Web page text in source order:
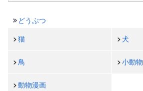
どうぶつ
猫 犬
鳥 小動物
動物漫画